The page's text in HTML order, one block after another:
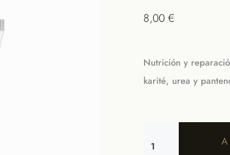
8,00€
Nutrición y
karité, urea y